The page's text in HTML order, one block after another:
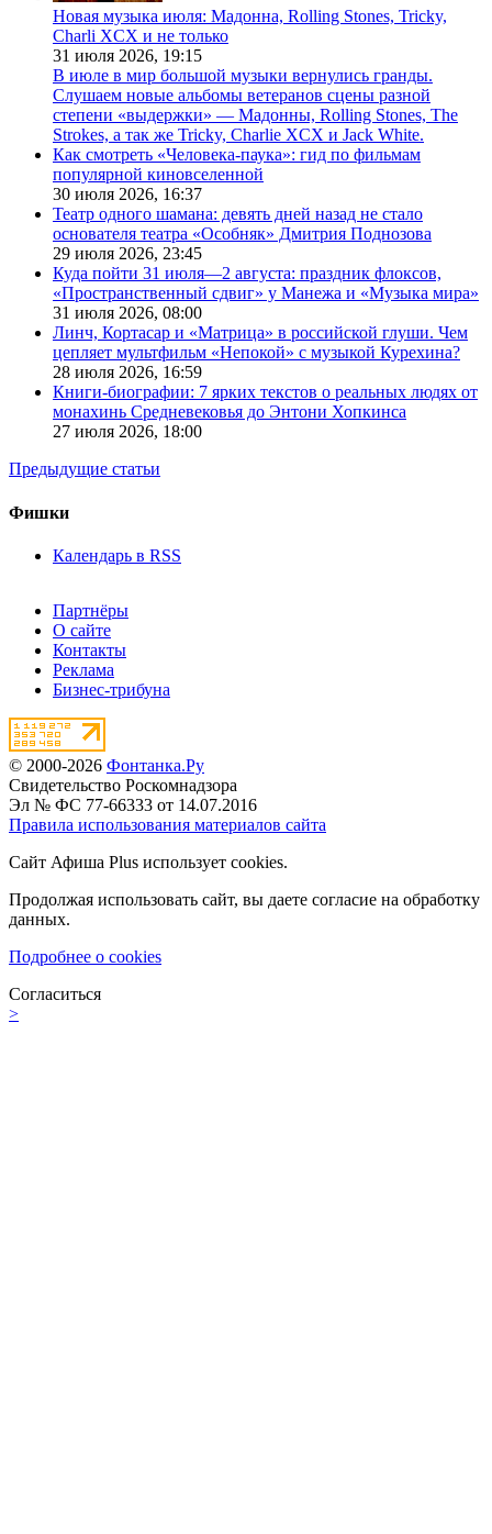
Новая музыка июля: Мадонна, Rolling Stones, Tricky,
Charli XCX и не только
31 июля 2026, 19:15
В июле в мир большой музыки вернулись гранды.
Слушаем новые альбомы ветеранов сцены разной
степени «выдержки» — Мадонны, Rolling Stones, The
Strokes, а так же Tricky, Charlie XCX и Jack White.
Как смотреть «Человека-паука»: гид по фильмам
популярной киновселенной
30 июля 2026, 16:37
Театр одного шамана: девять дней назад не стало
основателя театра «Особняк» Дмитрия Поднозова
29 июля 2026, 23:45
Куда пойти 31 июля—2 августа: праздник флоксов,
«Пространственный сдвиг» у Манежа и «Музыка мира»
31 июля 2026, 08:00
Линч, Кортасар и «Матрица» в российской глуши. Чем
цепляет мультфильм «Непокой» с музыкой Курехина?
28 июля 2026, 16:59
Книги-биографии: 7 ярких текстов о реальных людях от
монахинь Средневековья до Энтони Хопкинса
27 июля 2026, 18:00
Предыдущие статьи
Фишки
Календарь в RSS
Партнёры
О сайте
Контакты
Реклама
Бизнес-трибуна
© 2000-2026 Фонтанка.Ру
Свидетельство Роскомнадзора
Эл № ФС 77-66333 от 14.07.2016
Правила использования материалов сайта
Сайт Афиша Plus использует cookies.
Продолжая использовать сайт, вы даете согласие на обработку
данных.
Подробнее о cookies
Согласиться
>